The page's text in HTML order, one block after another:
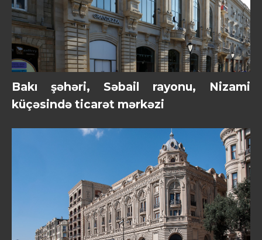
Bakı şəhəri, Səbail rayonu, Nizami
küçəsində ticarət mərkəzi